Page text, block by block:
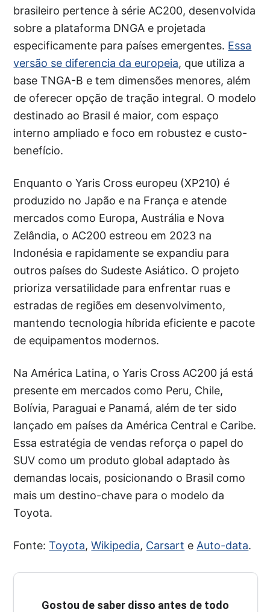
brasileiro pertence à série AC200, desenvolvida
sobre a plataforma DNGA e projetada
especificamente para países emergentes. Essa
versão se diferencia da europeia, que utiliza a
base TNGA-B e tem dimensões menores, além
de oferecer opção de tração integral. O modelo
destinado ao Brasil é maior, com espaço
interno ampliado e foco em robustez e custo-
benefício.
Enquanto o Yaris Cross europeu (XP210) é
produzido no Japão e na França e atende
mercados como Europa, Austrália e Nova
Zelândia, o AC200 estreou em 2023 na
Indonésia e rapidamente se expandiu para
outros países do Sudeste Asiático. O projeto
prioriza versatilidade para enfrentar ruas e
estradas de regiões em desenvolvimento,
mantendo tecnologia híbrida eficiente e pacote
de equipamentos modernos.
Na América Latina, o Yaris Cross AC200 já está
presente em mercados como Peru, Chile,
Bolívia, Paraguai e Panamá, além de ter sido
lançado em países da América Central e Caribe.
Essa estratégia de vendas reforça o papel do
SUV como um produto global adaptado às
demandas locais, posicionando o Brasil como
mais um destino-chave para o modelo da
Toyota.
Fonte:Toyota,Wikipedia, Carsart e Auto-data.
Gostou de saber disso antes de todo